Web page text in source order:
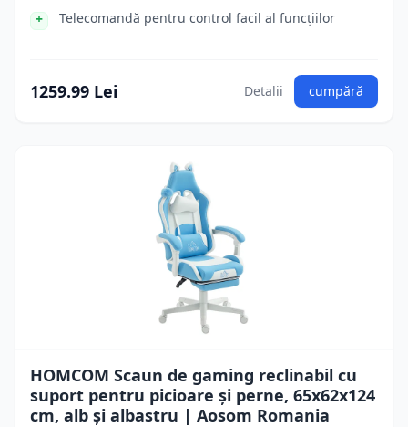
Telecomandă pentru control facil al funcțiilor
1259.99 Lei Detalii cumpără
HOMCOM Scaun de gaming reclinabil cu
suport pentru picioare și perne, 65x62x124
cm, alb și albastru | Aosom Romania